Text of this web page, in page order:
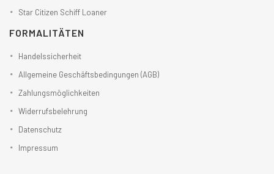
Star Citizen Schiff Loaner
FORMALITÄTEN
Handelssicherheit
Allgemeine Geschäftsbedingungen (AGB)
Zahlungsmöglichkeiten
Widerrufsbelehrung
Datenschutz
Impressum